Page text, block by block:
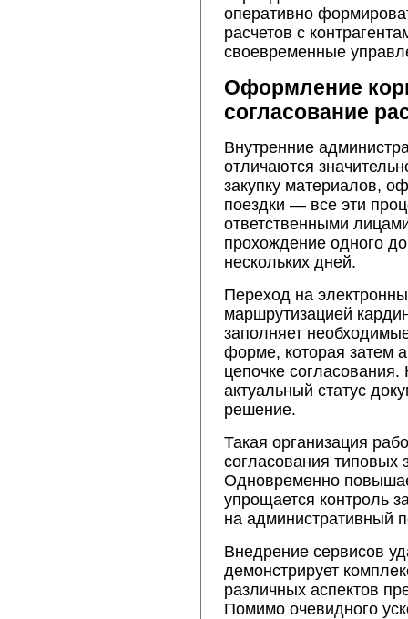
оперативно
расчетов с
своевременные
Оформление
согласование
Внутренние
отличаются
закупку материалов,
поездки — все эти
ответственными
прохождение одного
нескольких дней.
Переход на
маршрутизацией
заполняет
форме, которая затем
цепочке
актуальный статус
решение.
Такая организация
согласования типовых
Одновременно
упрощается контроль
на административный
Внедрение сервисов
демонстрирует
различных аспектов
Помимо очевидного